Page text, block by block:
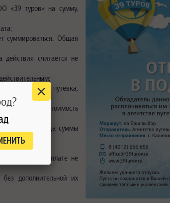
«39 туров» на сумму,
суммироваться. Общая
считается не
путевка,
если их стоимость
разница суммы
к оплате не
дополнительной их